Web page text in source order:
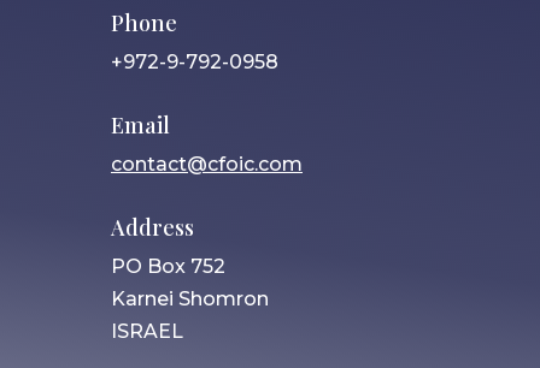
Phone
+972-9-792-0958
Email
contact@cfoic.com
Address
PO Box 752
Karnei Shomron
ISRAEL